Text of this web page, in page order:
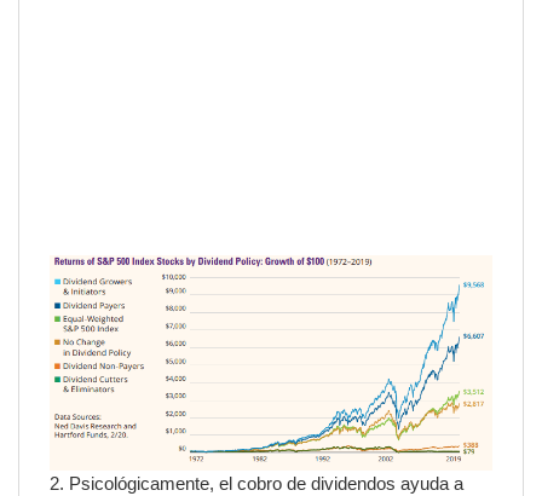
2. Psicológicamente, el cobro de dividendos ayuda a